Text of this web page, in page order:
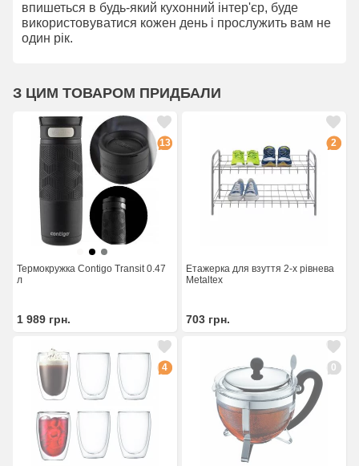
впишеться в будь-який кухонний інтер'єр, буде
використовуватися кожен день і прослужить вам не
один рік.
З ЦИМ ТОВАРОМ ПРИДБАЛИ
13
Термокружка Contigo Transit 0.47
л
1 989 грн.
2
Етажерка для взуття 2-х рівнева
Metaltex
703 грн.
4 0